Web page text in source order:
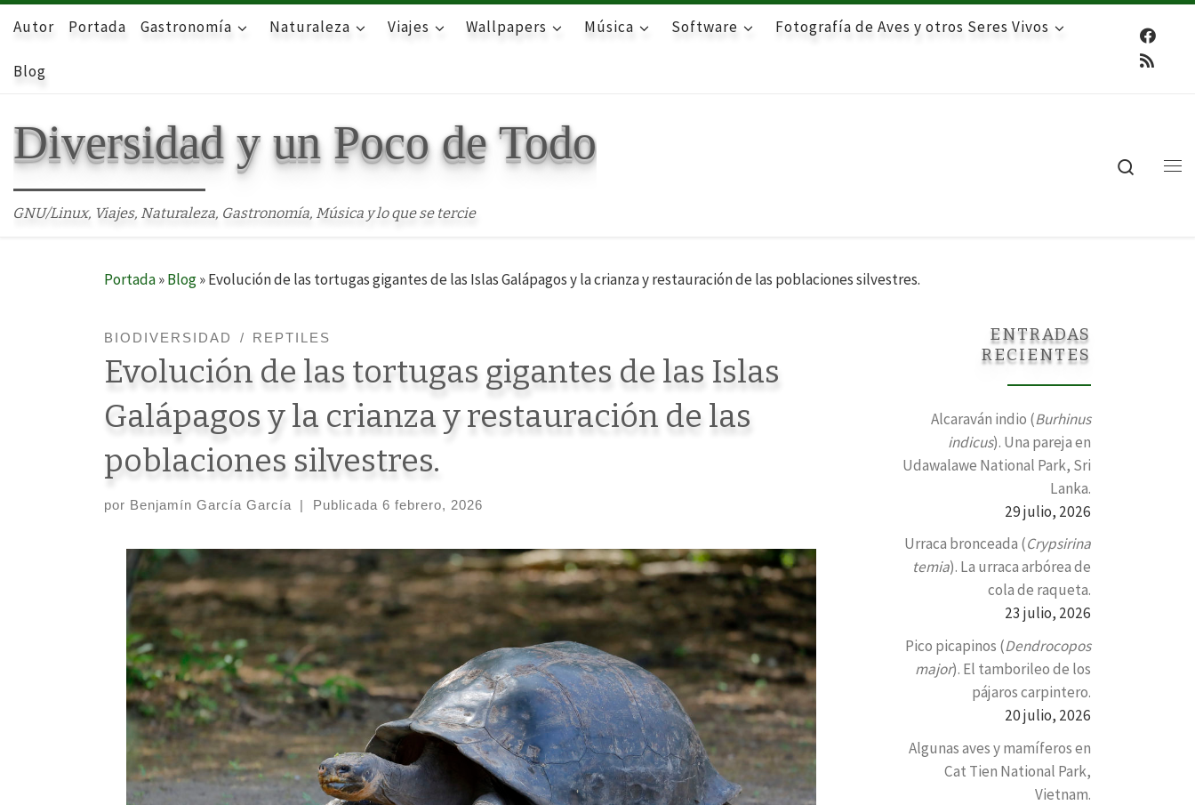
Skip to content
Autor Portada Gastronomía Naturaleza Viajes Wallpapers Música Software Fotografía de Aves y otros Seres Vivos
Blog
Diversidad y un Poco de Todo
GNU/Linux, Viajes, Naturaleza, Gastronomía, Música y lo que se tercie
Search
Portada»Blog»Evolución de las tortugas gigantes de las Islas Galápagos y la crianza y restauración de las poblaciones silvestres.
BIODIVERSIDAD REPTILES
Evolución de las tortugas gigantes de las Islas
Galápagos y la crianza y restauración de las
poblaciones silvestres.
por Benjamín García García | Publicada 6 febrero, 2026
ENTRADAS
RECIENTES
Alcaraván indio (Burhinus
indicus). Una pareja en
Udawalawe National Park, Sri
Lanka.
29 julio, 2026
Urraca bronceada (Crypsirina
temia). La urraca arbórea de
cola de raqueta.
23 julio, 2026
Pico picapinos (Dendrocopos
major). El tamborileo de los
pájaros carpintero.
20 julio, 2026
Algunas aves y mamíferos en
Cat Tien National Park,
Vietnam.